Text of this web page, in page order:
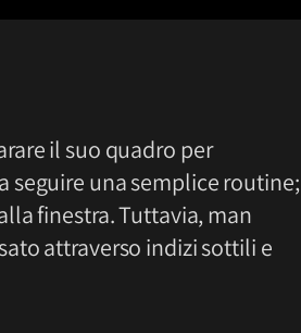
il suo quadro per
seguire una semplice routine;
finestra. Tuttavia, man
attraverso indizi sottili e